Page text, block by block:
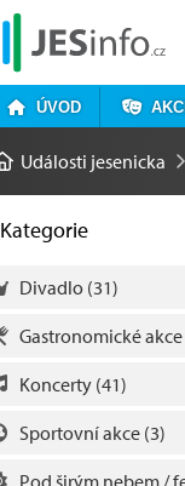
ÚVOD
Události jesenicka
Kategorie
Divadlo (31)
Gastronomické akce
Koncerty (41)
Sportovní akce (3)
Pod širým nebem /